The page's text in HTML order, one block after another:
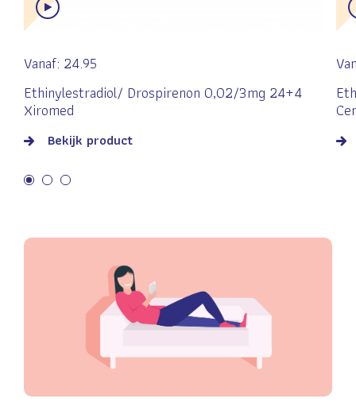
Vanaf: 24.95
Ethinylestradiol/ Drospirenon 0,02/3mg 24+4
Xiromed
Bekijk product